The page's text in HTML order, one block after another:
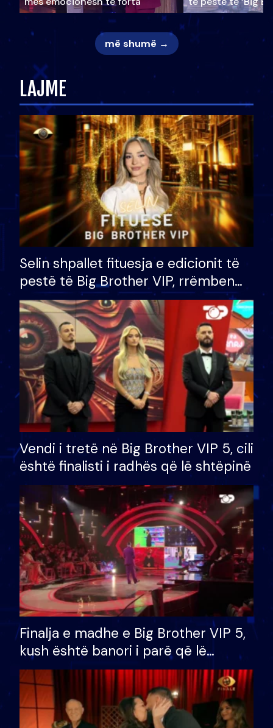
më shumë →
LAJME
Selin shpallet fituesja e edicionit të
pestë të Big Brother VIP, rrëmben
çmimin e madh prej 100 mijë eurosh
Vendi i tretë në Big Brother VIP 5, cili
është finalisti i radhës që lë shtëpinë
Finalja e madhe e Big Brother VIP 5,
kush është banori i parë që lë
shtëpinë dhe humb mundësinë për
të fituar çmimin e madh